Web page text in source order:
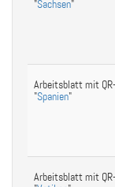
"Sachsen"
Arbeitsblatt mit
"Spanien"
Arbeitsblatt mit